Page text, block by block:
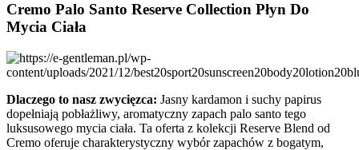
Cremo Palo Santo Reserve Collection Płyn Do
Mycia Ciała
Dlaczego to nasz zwycięzca: Jasny kardamon i suchy papirus
dopełniają pobłażliwy, aromatyczny zapach palo santo tego
luksusowego mycia ciała. Ta oferta z kolekcji Reserve Blend od
Cremo oferuje charakterystyczny wybór zapachów z bogatym,